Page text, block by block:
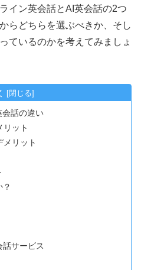
イン英会話とAI英会話の2つ
らどちらを選ぶべきか、そし
ているのかを考えてみましょ
会話の違い
リット
メリット
話サービス